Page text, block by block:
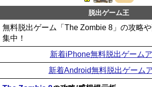
脱出ゲーム王
無料脱出ゲーム「The Zombie 8」の攻略
集中！
新着iPhone無料脱出ゲーム
新着Android無料脱出ゲーム